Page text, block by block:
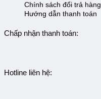
Chính sách đổi trả hàng
Hướng dẫn thanh toán
Chấp nhận thanh toán:
Hotline liên hệ: